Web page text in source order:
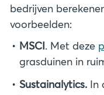
bedrijven
MSCI. Met deze
grasduinen in
Sustainalytics. In